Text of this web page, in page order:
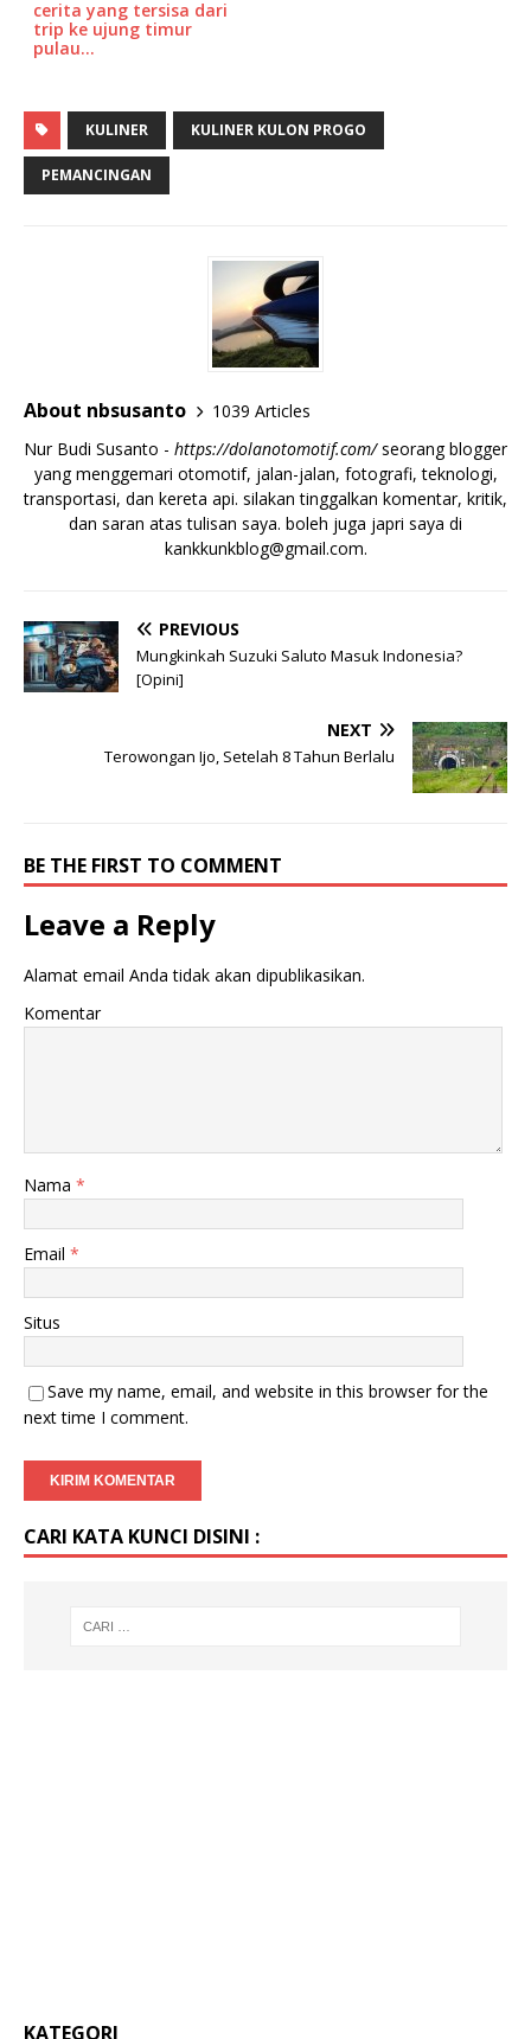
cerita yang tersisa dari
trip ke ujung timur
pulau…
KULINER KULINER KULON PROGO
PEMANCINGAN
About nbsusanto
1039 Articles
Nur Budi Susanto - https://dolanotomotif.com/seorang blogger
yang menggemari otomotif, jalan-jalan, fotografi, teknologi,
transportasi, dan kereta api. silakan tinggalkan komentar, kritik,
dan saran atas tulisan saya. boleh juga japri saya di
kankkunkblog@gmail.com.
PREVIOUS
Mungkinkah Suzuki Saluto Masuk Indonesia?
[Opini]
NEXT
Terowongan Ijo, Setelah 8 Tahun Berlalu
BE THE FIRST TO COMMENT
Leave a Reply
Alamat email Anda tidak akan dipublikasikan.
Komentar
Nama *
Email *
Situs
Save my name, email, and website in this browser for the
next time I comment.
CARI KATA KUNCI DISINI :
KATEGORI